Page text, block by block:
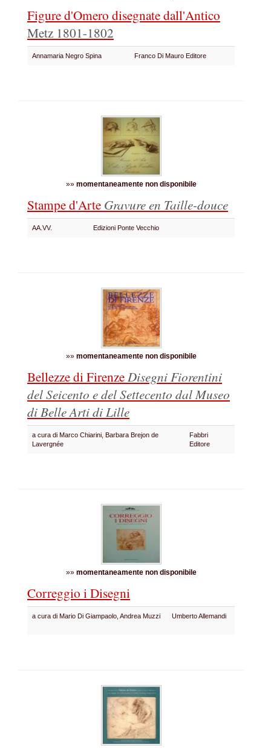
Figure d'Omero disegnate dall'Antico
Metz 1801-1802
Annamaria Negro Spina Franco Di Mauro Editore
»» momentaneamente non disponibile
Stampe d'Arte Gravure en Taille-douce
AA.VV. Edizioni Ponte Vecchio
»» momentaneamente non disponibile
Bellezze di FirenzeDisegni Fiorentini
del Seicento e del Settecento dal Museo
di Belle Arti di Lille
a cura di Marco Chiarini, Barbara Brejon de
Lavergnée
Fabbri
Editore
»» momentaneamente non disponibile
Correggio i Disegni
a cura di Mario Di Giampaolo, Andrea Muzzi Umberto Allemandi